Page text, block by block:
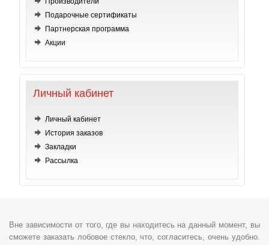
Подарочные сертификаты
Партнерская программа
Акции
Личный кабинет
Личный кабинет
История заказов
Закладки
Рассылка
Вне зависимости от того, где вы находитесь на данный момент, вы
сможете заказать лобовое стекло, что, согласитесь, очень удобно.